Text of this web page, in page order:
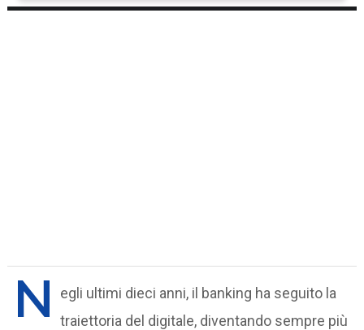
N
egli ultimi dieci anni, il banking ha seguito la
traiettoria del digitale, diventando sempre più